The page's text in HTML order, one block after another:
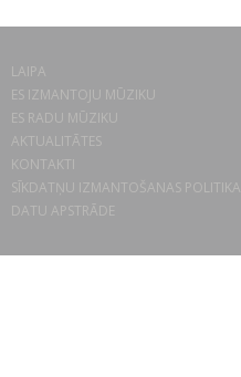
LAIPA
ES IZMANTOJU MŪZIKU
ES RADU MŪZIKU
AKTUALITĀTES
KONTAKTI
SĪKDATŅU IZMANTOŠANAS POLITIKA
DATU APSTRĀDE